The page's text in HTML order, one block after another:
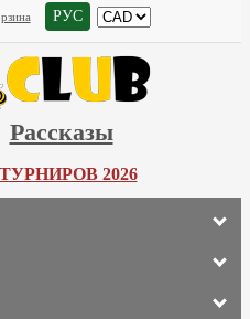
РУС
Рассказы
2026